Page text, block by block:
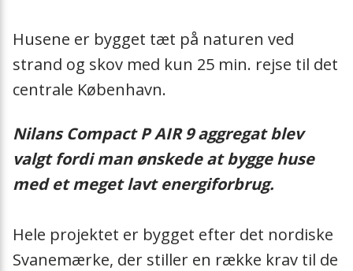
Siphon
Sanitär-
Heatpipe
Husene er bygget tæt på naturen ved
strand og skov med kun 25 min. rejse til det
centrale København.
Nilans Compact P AIR 9 aggregat blev
valgt fordi man ønskede at bygge huse
med et meget lavt energiforbrug.
Hele projektet er bygget efter det nordiske
Svanemærke, der stiller en række krav til de